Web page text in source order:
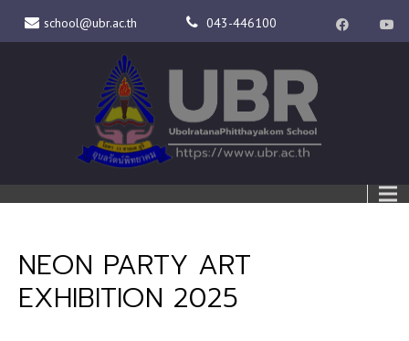
school@ubr.ac.th 043-446100
NEON PARTY ART
EXHIBITION 2025